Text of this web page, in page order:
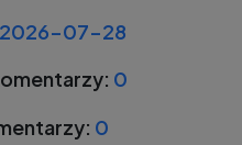
2026-07-28
0
0